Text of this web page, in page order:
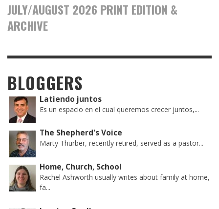
JULY/AUGUST 2026 PRINT EDITION &
ARCHIVE
BLOGGERS
Latiendo juntos
Es un espacio en el cual queremos crecer juntos,...
The Shepherd's Voice
Marty Thurber, recently retired, served as a pastor...
Home, Church, School
Rachel Ashworth usually writes about family at home,
fa...